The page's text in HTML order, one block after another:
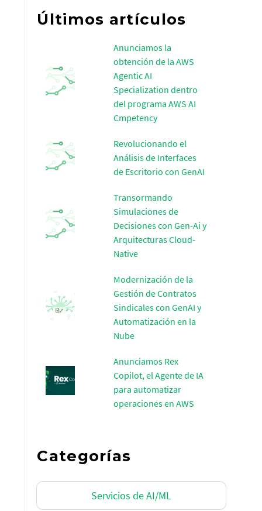
Últimos artículos
Anunciamos la
obtención de la AWS
Agentic AI
Specialization dentro
del programa AWS AI
Cmpetency
Revolucionando el
Análisis de Interfaces
de Escritorio con GenAI
Transormando
Simulaciones de
Decisiones con Gen-Ai y
Arquitecturas Cloud-
Native
Modernización de la
Gestión de Contratos
Sindicales con GenAI y
Automatización en la
Nube
Anunciamos Rex
Copilot, el Agente de IA
para automatizar
operaciones en AWS
Categorías
Servicios de AI/ML